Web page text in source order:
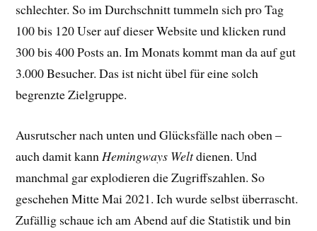
schlechter. So im Durchschnitt tummeln sich pro Tag
100 bis 120 User auf dieser Website und klicken rund
300 bis 400 Posts an. Im Monats kommt man da auf gut
3.000 Besucher. Das ist nicht übel für eine solch
begrenzte Zielgruppe.
Ausrutscher nach unten und Glücksfälle nach oben –
auch damit kannHemingways Weltdienen. Und
manchmal gar explodieren die Zugriffszahlen. So
geschehen Mitte Mai 2021. Ich wurde selbst überrascht.
Zufällig schaue ich am Abend auf die Statistik und bin